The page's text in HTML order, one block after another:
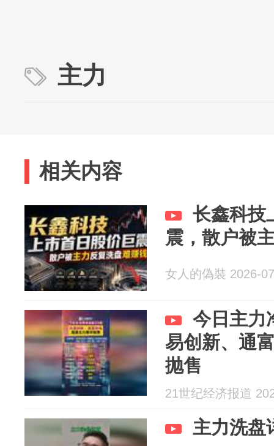
主力
相关内容
长鑫科技
震，散户被
女人的偽裝 2026-
今日主力
易创新、通
抛售
21世纪经济报道
主力洗盘